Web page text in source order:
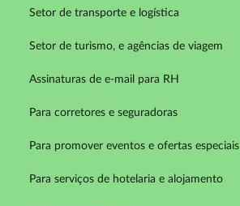
Setor de transporte e logística
Setor de turismo, e agências de viagem
Assinaturas de e-mail para RH
Para corretores e seguradoras
Para promover eventos e ofertas especiais
Para serviços de hotelaria e alojamento